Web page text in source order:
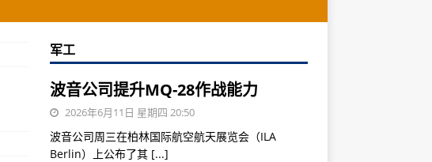
军工
波音公司提升MQ-28作战能力
2026年6月11日 星期四 20:50
波音公司周三在柏林国际航空航天展览会（ILA
Berlin）上公布了其 [...]